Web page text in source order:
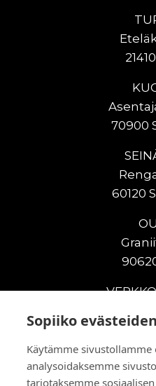
Sopiiko
Käytämme sivustollamme
analysoidaksemme
tarjotaksemme
70900
60120
Uudet